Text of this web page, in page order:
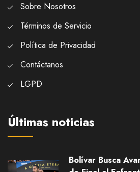
Sobre Nosotros
Términos de Servicio
Política de Privacidad
Contáctanos
LGPD
Últimas noticias
Bolívar Busca